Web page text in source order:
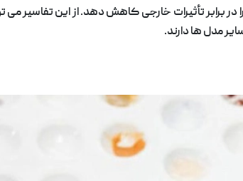
برابر تأثیرات خارجی کاهش دهد. از این تفاسیر